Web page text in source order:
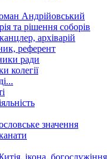
Андрійовський
та рішення соборів
архіварій
референт
ради
колегії
значення
ікона,